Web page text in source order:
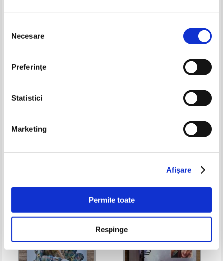
consimțământului
Necesare
Preferinţe
Statistici
Marketing
Afişare
Permite toate
Respinge
Emerson - Technical writing
Pret:50,00 Lei
Robert Lanza - Biocentrismul
Pret:32,00Lei 25,60 Lei